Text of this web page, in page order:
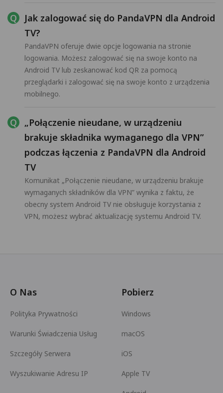
Jak zalogować się do PandaVPN dla Android
TV?
PandaVPN oferuje dwie opcje logowania na stronie
logowania. Możesz zalogować się na swoje konto na
Android TV lub zeskanować kod QR za pomocą
przeglądarki i zalogować się na swoje konto z urządzenia
mobilnego.
„Połączenie nieudane, w urządzeniu
brakuje składnika wymaganego dla VPN”
podczas łączenia z PandaVPN dla Android
TV
Komunikat „Połączenie nieudane, w urządzeniu brakuje
wymaganych składników dla VPN” wynika z faktu, że
obecny system Android TV nie obsługuje korzystania z
VPN, możesz wybrać aktualizację systemu Android TV.
O Nas
Polityka Prywatności
Warunki Świadczenia Usług
Szczegóły Serwera
Wyszukiwanie Adresu IP
Pobierz
Windows
macOS
iOS
Apple TV